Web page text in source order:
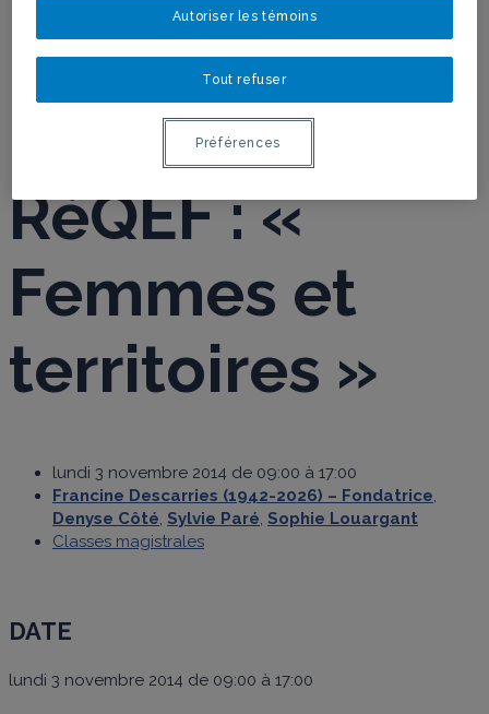
6e classe
magistrale du
RéQEF : «
Femmes et
territoires »
lundi 3 novembre 2014 de 09:00 à 17:00
Francine Descarries (1942-2026) – Fondatrice
Denyse Côté Sylvie Paré Sophie Louargant
Classes magistrales
DATE
lundi 3 novembre 2014 de 09:00 à 17:00
Tout refuser
Autoriser les témoins
Préférences